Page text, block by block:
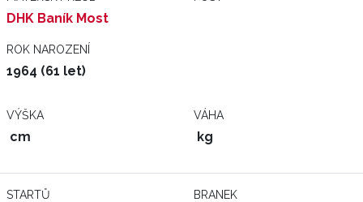
DHK Baník Most
ROK NAROZENÍ
1964 (61 let)
VÝŠKA
cm
VÁHA
kg
STARTŮ BRANEK